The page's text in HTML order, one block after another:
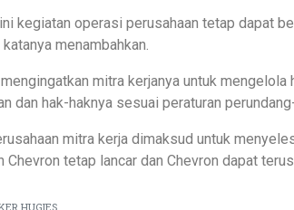
kegiatan operasi perusahaan tetap dapat
menambahkan.
mitra kerjanya untuk
dan hak-haknya sesuai peraturan
mitra kerja dimaksud untuk
tetap lancar dan Chevron dapat
HUGIES